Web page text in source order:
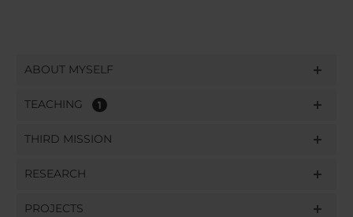
ABOUT MYSELF
TEACHING 1
THIRD MISSION
RESEARCH
PROJECTS